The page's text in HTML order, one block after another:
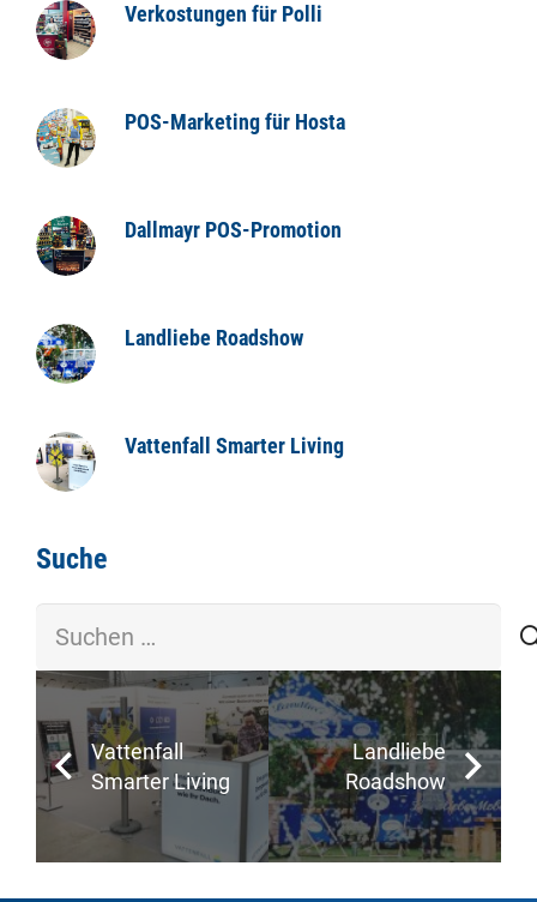
Verkostungen für Polli
POS-Marketing für Hosta
Dallmayr POS-Promotion
Landliebe Roadshow
Vattenfall Smarter Living
Suche
nach:
Vattenfall
Smarter Living
Landliebe
Roadshow